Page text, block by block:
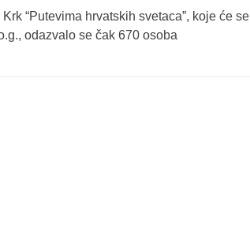
“Putevima hrvatskih svetaca”, koje će se
odazvalo se čak 670 osoba